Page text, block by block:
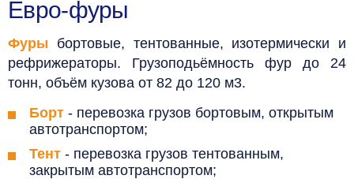
Евро-фуры
Фуры бортовые, тентованные, изотермически и
рефрижераторы. Грузоподьёмность фур до 24
тонн, объём кузова от 82 до 120 м3.
Борт - перевозка грузов бортовым, открытым
автотранспортом;
Тент - перевозка грузов тентованным,
закрытым автотранспортом;